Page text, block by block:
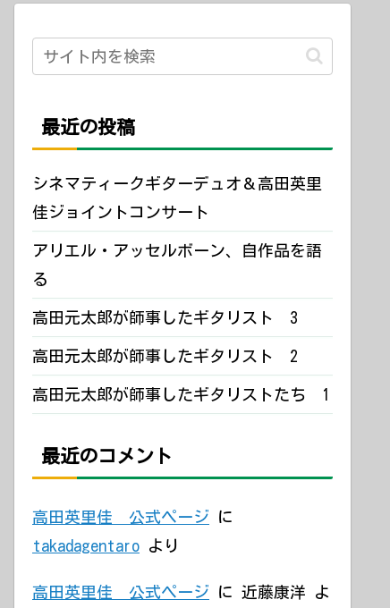
最近の投稿
シネマティークギターデュオ＆高田英里
佳ジョイントコンサート
アリエル・アッセルボーン、自作品を語
る
高田元太郎が師事したギタリスト 3
高田元太郎が師事したギタリスト 2
高田元太郎が師事したギタリストたち 1
最近のコメント
高田英里佳 公式ページ に
takadagentaro より
高田英里佳 公式ページ に 近藤康洋 よ